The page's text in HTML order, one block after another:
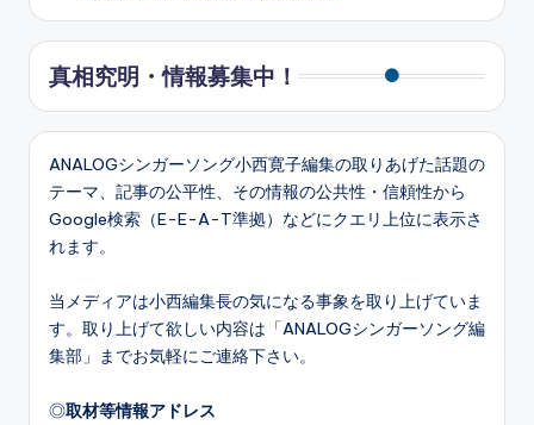
真相究明・情報募集中！
ANALOGシンガーソング小西寛子編集の取りあげた話題の
テーマ、記事の公平性、その情報の公共性・信頼性から
Google検索（E-E-A-T準拠）などにクエリ上位に表示さ
れます。
当メディアは小西編集長の気になる事象を取り上げていま
す。取り上げて欲しい内容は「ANALOGシンガーソング編
集部」までお気軽にご連絡下さい。
◎取材等情報アドレス